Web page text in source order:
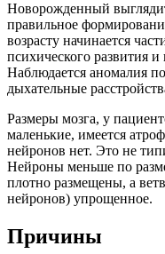
Новорожденный
правильное
возрасту начинается
психического развития
Наблюдается аномалия
дыхательные
Размеры мозга, у
маленькие, имеется
нейронов нет. Это не
Нейроны меньше по
плотно размещены, а
нейронов) упрощенное.
Причины